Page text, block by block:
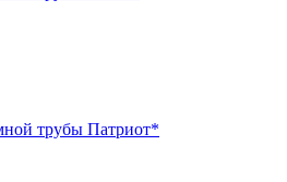
трубы Патриот*